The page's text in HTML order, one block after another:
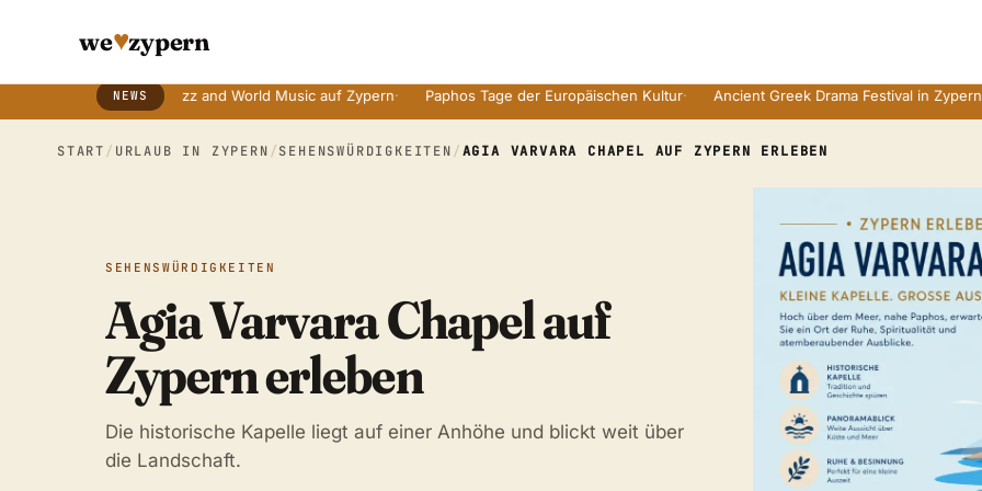
we♥zypern
NEWS
Breaking News Ticker
Jazz and World Music auf Zypern· Paphos Tage der Europäischen Kultur· Ancient Greek Drama Festival in Zyperns
START/ URLAUB IN ZYPERN/SEHENSWÜRDIGKEITEN/AGIA VARVARA CHAPEL AUF ZYPERN ERLEBEN
SEHENSWÜRDIGKEITEN
Agia Varvara Chapel auf
Zypern erleben
Die historische Kapelle liegt auf einer Anhöhe und blickt weit über
die Landschaft.